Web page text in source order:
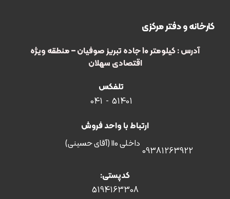
کارخانه و دفتر مرکزی
آدرس : کیلومتر 10 جاده تبریز صوفیان – منطقه ویژه
اقتصادی سهلان
تلفکس
51401 - 041
ارتباط با واحد فروش
داخلی 110 (آقای حسینی)
09381263922
کدپستی:
5194163308